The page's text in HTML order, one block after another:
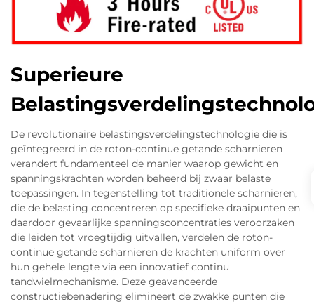
Superieure
De revolutionaire belastingsverdelingstechnologie die is
geïntegreerd in de roton-continue getande scharnieren
verandert fundamenteel de manier waarop gewicht en
spanningskrachten worden beheerd bij zwaar belaste
toepassingen. In tegenstelling tot traditionele scharnieren,
die de belasting concentreren op specifieke draaipunten en
daardoor gevaarlijke spanningsconcentraties veroorzaken
die leiden tot vroegtijdig uitvallen, verdelen de roton-
continue getande scharnieren de krachten uniform over
hun gehele lengte via een innovatief continu
tandwielmechanisme. Deze geavanceerde
constructiebenadering elimineert de zwakke punten die